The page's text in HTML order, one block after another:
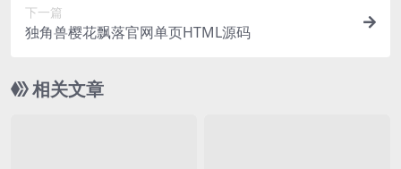
下一篇
独角兽樱花飘落官网单页HTML源码
相关文章